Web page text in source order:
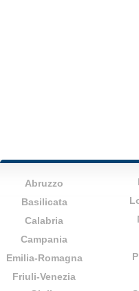
Abruzzo
Basilicata
Calabria
Campania
Emilia-Romagna
Friuli-Venezia